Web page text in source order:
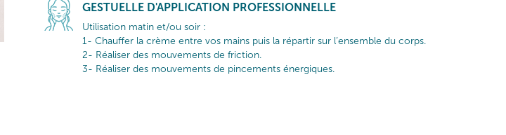
GESTUELLE D'APPLICATION PROFESSIONNELLE
Utilisation matin et/ou soir :
1- Chauffer la crème entre vos mains puis la répartir sur l’ensemble du corps.
2- Réaliser des mouvements de friction.
3- Réaliser des mouvements de pincements énergiques.